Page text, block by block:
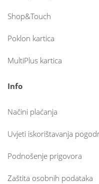
Shop&Touch
Poklon kartica
MultiPlus kartica
Info
Načini plaćanja
Uvjeti iskorištavanja
Podnošenje prigovora
Zaštita osobnih podataka